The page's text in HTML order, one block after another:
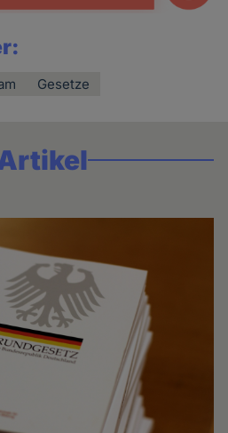
Gesetze